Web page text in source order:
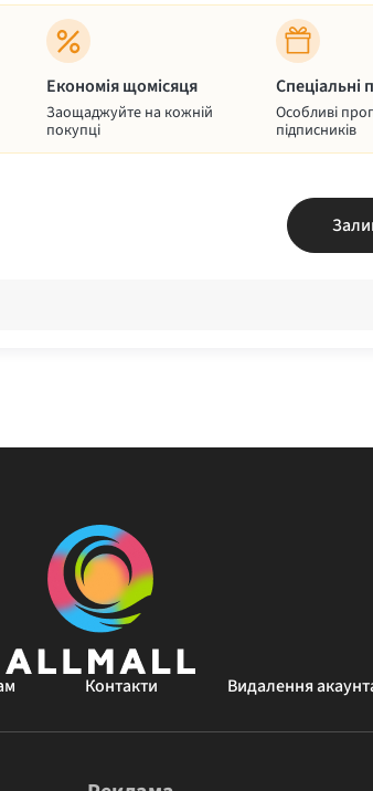
Економія щомісяця
Заощаджуйте на кожній
покупці
Спеціальні
Особливі
підписників
Контакти Видалення